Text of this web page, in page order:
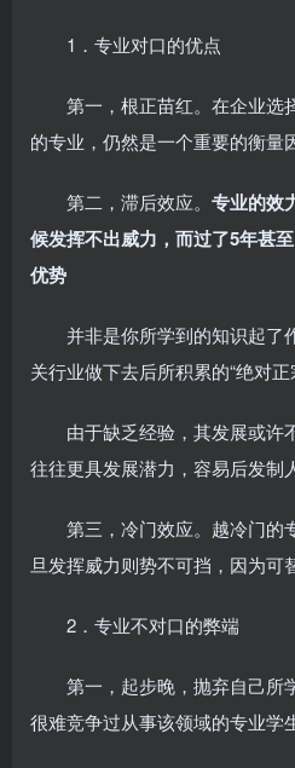
1．专业对口的优点
第一，根正苗红。在企业选
的专业，仍然是一个重要的衡量
第二，滞后效应。 专业的效
候发挥不出威力，而过了5年甚
优势
并非是你所学到的知识起了
关行业做下去后所积累的“绝对正
由于缺乏经验，其发展或许
往往更具发展潜力，容易后发制人
第三，冷门效应。越冷门的
旦发挥威力则势不可挡，因为可
2．专业不对口的弊端
第一，起步晚，抛弃自己所
很难竞争过从事该领域的专业学生